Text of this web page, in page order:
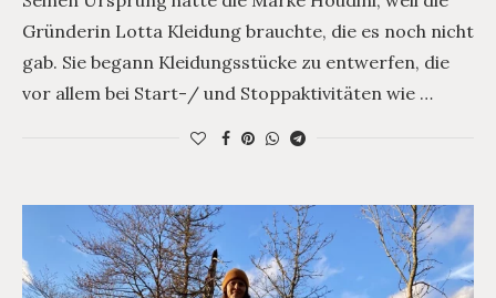
Gründerin Lotta Kleidung brauchte, die es noch nicht
gab. Sie begann Kleidungsstücke zu entwerfen, die
vor allem bei Start-/ und Stoppaktivitäten wie …